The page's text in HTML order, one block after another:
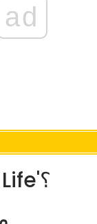
ad
هل كتب جون لينون أو بول مكارتني 'In My Life'؟